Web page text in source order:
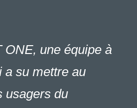
ONE, une équipe à
a su mettre au
usagers du